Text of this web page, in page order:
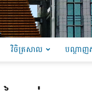
វិចិត្រសាល បណ្តាញ